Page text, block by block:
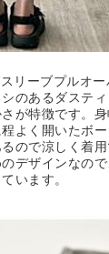
リーブプルオー
のあるダステ
が特徴です。
よく開いたボ
ので涼しく着
デザインなの
います。